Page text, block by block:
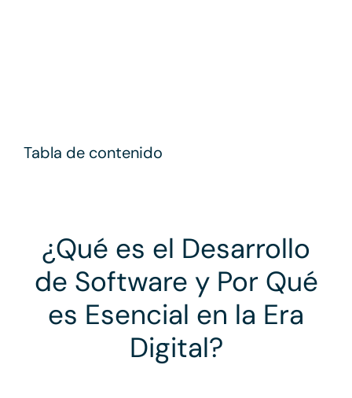
Tabla de contenido
¿Qué es el Desarrollo
de Software y Por Qué
es Esencial en la Era
Digital?